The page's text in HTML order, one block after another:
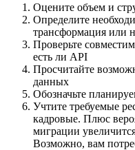
Оцените объем и
Определите
трансформация или
Проверьте
есть ли API
Просчитайте
данных
Обозначьте
Учтите требуемые
кадровые. Плюс
миграции
Возможно, вам